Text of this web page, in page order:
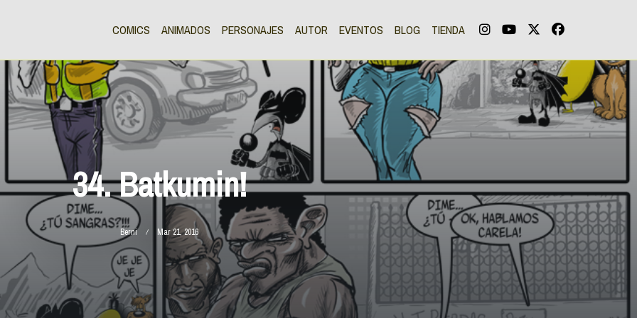
COMICS ANIMADOS PERSONAJES AUTOR EVENTOS BLOG TIENDA
34. Batkumin!
Berni Mar 21, 2016